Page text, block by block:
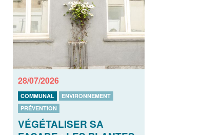
28/07/2026
COMMUNAL
ENVIRONNEMENT
PRÉVENTION
VÉGÉTALISER SA